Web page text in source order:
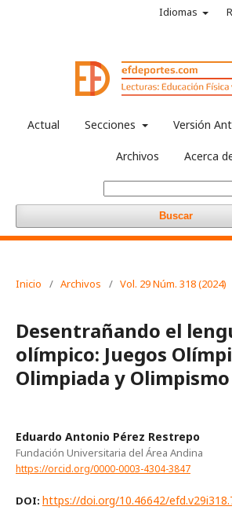
Actual Secciones Versión
Archivos Acerca
Buscar
Idiomas
Inicio / Archivos / Vol. 29 Núm. 318 (2024)
Desentrañando el
olímpico: Juegos
Olimpiada y Olimpismo
Eduardo Antonio Pérez Restrepo
Fundación Universitaria del Área Andina
https://orcid.org/0000-0003-4304-3847
DOI: https://doi.org/10.46642/